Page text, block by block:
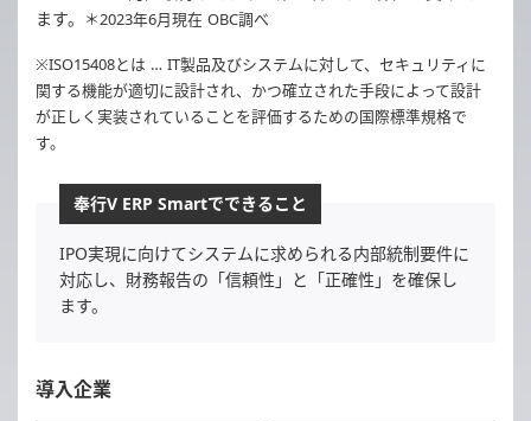
ます。
＊2023年6月現在 OBC調べ
※ISO15408とは … IT製品及びシステムに対して、セキュリティに
関する機能が適切に設計され、かつ確立された手段によって設計
が正しく実装されていることを評価するための国際標準規格で
す。
奉行V ERP Smartでできること
IPO実現に向けてシステムに求められる内部統制要件に
対応し、財務報告の「信頼性」と「正確性」を確保し
ます。
導入企業